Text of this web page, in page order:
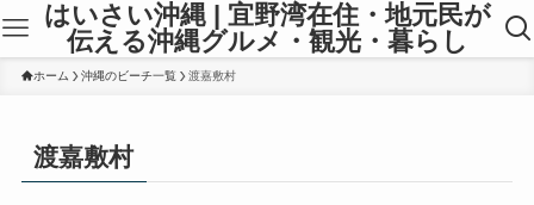
はいさい沖縄 | 宜野湾在住・地元民が
伝える沖縄グルメ・観光・暮らし
ホーム 沖縄のビーチ一覧 渡嘉敷村
渡嘉敷村